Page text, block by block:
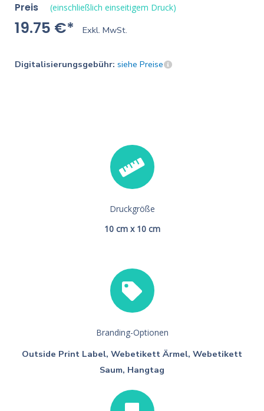
Preis (einschließlich einseitigem Druck)
19.75 €* Exkl. MwSt.
Digitalisierungsgebühr: siehe Preise
Druckgröße
10 cm x 10 cm
Branding-Optionen
Outside Print Label, Webetikett Ärmel, Webetikett
Saum, Hangtag